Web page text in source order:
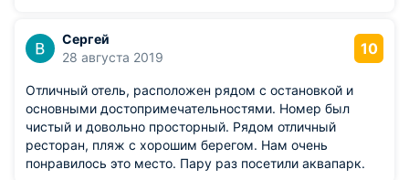
Сергей
28 августа 2019
10
Отличный отель, расположен рядом с остановкой и
основными достопримечательностями. Номер был
чистый и довольно просторный. Рядом отличный
ресторан, пляж с хорошим берегом. Нам очень
понравилось это место. Пару раз посетили аквапарк.